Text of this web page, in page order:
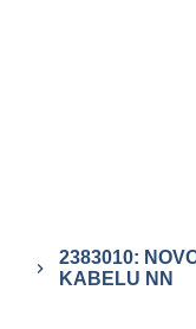
keyboard_arrow_right
2383010:
KABELU NN